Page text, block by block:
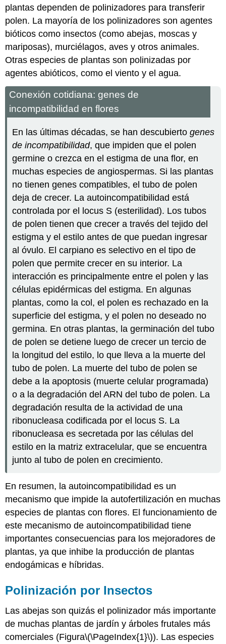
plantas dependen de polinizadores para transferir
polen. La mayoría de los polinizadores son agentes
bióticos como insectos (como abejas, moscas y
mariposas), murciélagos, aves y otros animales.
Otras especies de plantas son polinizadas por
agentes abióticos, como el viento y el agua.
Conexión cotidiana: genes de
incompatibilidad en flores
En las últimas décadas, se han descubiertogenes
de incompatibilidad, que impiden que el polen
germine o crezca en el estigma de una flor, en
muchas especies de angiospermas. Si las plantas
no tienen genes compatibles, el tubo de polen
deja de crecer. La autoincompatibilidad está
controlada por el locus S (esterilidad). Los tubos
de polen tienen que crecer a través del tejido del
estigma y el estilo antes de que puedan ingresar
al óvulo. El carpiano es selectivo en el tipo de
polen que permite crecer en su interior. La
interacción es principalmente entre el polen y las
células epidérmicas del estigma. En algunas
plantas, como la col, el polen es rechazado en la
superficie del estigma, y el polen no deseado no
germina. En otras plantas, la germinación del tubo
de polen se detiene luego de crecer un tercio de
la longitud del estilo, lo que lleva a la muerte del
tubo de polen. La muerte del tubo de polen se
debe a la apoptosis (muerte celular programada)
o a la degradación del ARN del tubo de polen. La
degradación resulta de la actividad de una
ribonucleasa codificada por el locus S. La
ribonucleasa es secretada por las células del
estilo en la matriz extracelular, que se encuentra
junto al tubo de polen en crecimiento.
En resumen, la autoincompatibilidad es un
mecanismo que impide la autofertilización en muchas
especies de plantas con flores. El funcionamiento de
este mecanismo de autoincompatibilidad tiene
importantes consecuencias para los mejoradores de
plantas, ya que inhibe la producción de plantas
endogámicas e híbridas.
Polinización por Insectos
Las abejas son quizás el polinizador más importante
de muchas plantas de jardín y árboles frutales más
comerciales (Figura\(\PageIndex{1}\)). Las especies